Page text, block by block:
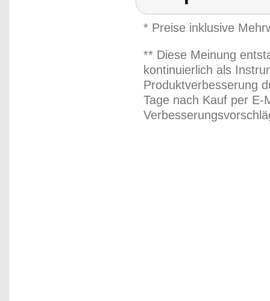
* Preise inklusive
** Diese Meinung
kontinuierlich als
Produktverbesserung
Tage nach Kauf per E-